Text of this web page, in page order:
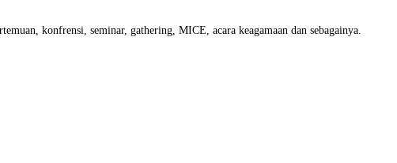
konfrensi, seminar, gathering, MICE, acara keagamaan dan sebagainya.